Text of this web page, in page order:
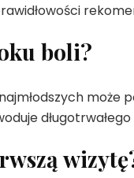
boli?
długotrwałego